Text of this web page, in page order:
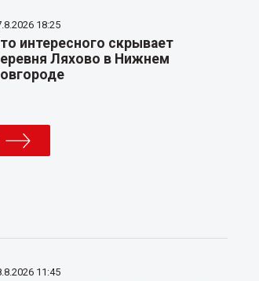
18:25
интересного скрывает
Ляхово в Нижнем
11:45